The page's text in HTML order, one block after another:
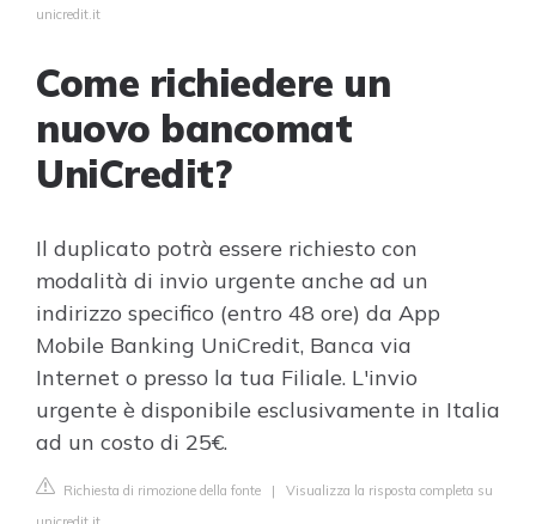
unicredit.it
Come richiedere un
nuovo bancomat
UniCredit?
Il duplicato potrà essere richiesto con
modalità di invio urgente anche ad un
indirizzo specifico (entro 48 ore) da App
Mobile Banking UniCredit, Banca via
Internet o presso la tua Filiale. L'invio
urgente è disponibile esclusivamente in Italia
ad un costo di 25€.
Richiesta di rimozione della fonte | Visualizza la risposta completa su